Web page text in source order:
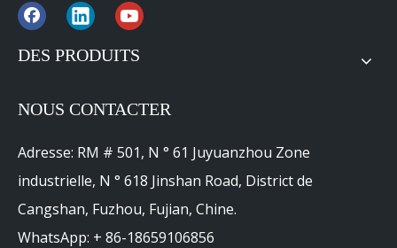
DES PRODUITS
NOUS CONTACTER
Adresse: RM # 501, N ° 61 Juyuanzhou Zone
industrielle, N ° 618 Jinshan Road, District de
Cangshan, Fuzhou, Fujian, Chine.
WhatsApp: + 86-18659106856